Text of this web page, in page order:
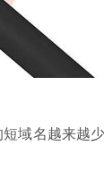
域名越来越